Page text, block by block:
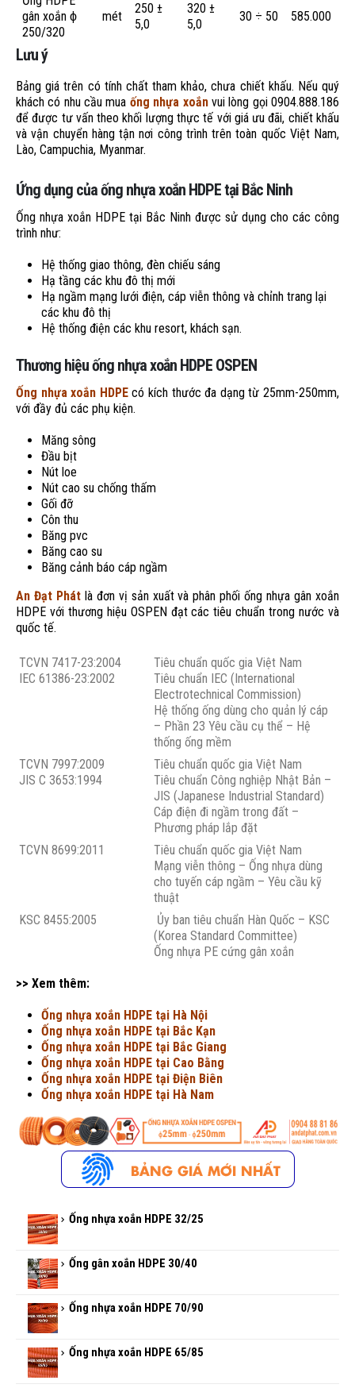
gân xoắn ϕ
250/320
mét
250 ±
5,0
320 ±
5,0
30 ÷ 50 585.000
Lưu ý
Bảng giá trên có tính chất tham khảo, chưa chiết khấu. Nếu quý
khách có nhu cầu mua ống nhựa xoắnvui lòng gọi 0904.888.186
để được tư vấn theo khối lượng thực tế với giá ưu đãi, chiết khấu
và vận chuyển hàng tận nơi công trình trên toàn quốc Việt Nam,
Lào, Campuchia, Myanmar.
Ứng dụng của ống nhựa xoắn HDPE tại Bắc Ninh
Ống nhựa xoắn HDPE tại Bắc Ninh được sử dụng cho các công
trình như:
Hệ thống giao thông, đèn chiếu sáng
Hạ tầng các khu đô thị mới
Hạ ngầm mạng lưới điện, cáp viễn thông và chỉnh trang lại
các khu đô thị
Hệ thống điện các khu resort, khách sạn.
Thương hiệu ống nhựa xoắn HDPE OSPEN
Ống nhựa xoắn HDPEcó kích thước đa dạng từ 25mm-250mm,
với đầy đủ các phụ kiện.
Măng sông
Đầu bịt
Nút loe
Nút cao su chống thấm
Gối đỡ
Côn thu
Băng pvc
Băng cao su
Băng cảnh báo cáp ngầm
An Đạt Phátlà đơn vị sản xuất và phân phối ống nhựa gân xoắn
HDPE với thương hiệu OSPEN đạt các tiêu chuẩn trong nước và
quốc tế.
TCVN 7417-23:2004
IEC 61386-23:2002
Tiêu chuẩn quốc gia Việt Nam
Tiêu chuẩn IEC (International
Electrotechnical Commission)
Hệ thống ống dùng cho quản lý cáp
– Phần 23 Yêu cầu cụ thể – Hệ
thống ống mềm
TCVN 7997:2009
JIS C 3653:1994
Tiêu chuẩn quốc gia Việt Nam
Tiêu chuẩn Công nghiệp Nhật Bản –
JIS (Japanese Industrial Standard)
Cáp điện đi ngầm trong đất –
Phương pháp lắp đặt
TCVN 8699:2011
Tiêu chuẩn quốc gia Việt Nam
Mạng viễn thông – Ống nhựa dùng
cho tuyến cáp ngầm – Yêu cầu kỹ
thuật
KSC 8455:2005
Ủy ban tiêu chuẩn Hàn Quốc – KSC
(Korea Standard Committee)
Ống nhựa PE cứng gân xoắn
>> Xem thêm:
Ống nhựa xoắn HDPE tại Hà Nội
Ống nhựa xoắn HDPE tại Bắc Kạn
Ống nhựa xoắn HDPE tại Bắc Giang
Ống nhựa xoắn HDPE tại Cao Bằng
Ống nhựa xoắn HDPE tại Điện Biên
Ống nhựa xoắn HDPE tại Hà Nam
Ống nhựa xoắn HDPE 32/25
Ống gân xoắn HDPE 30/40
Ống nhựa xoắn HDPE 70/90
Ống nhựa xoắn HDPE 65/85